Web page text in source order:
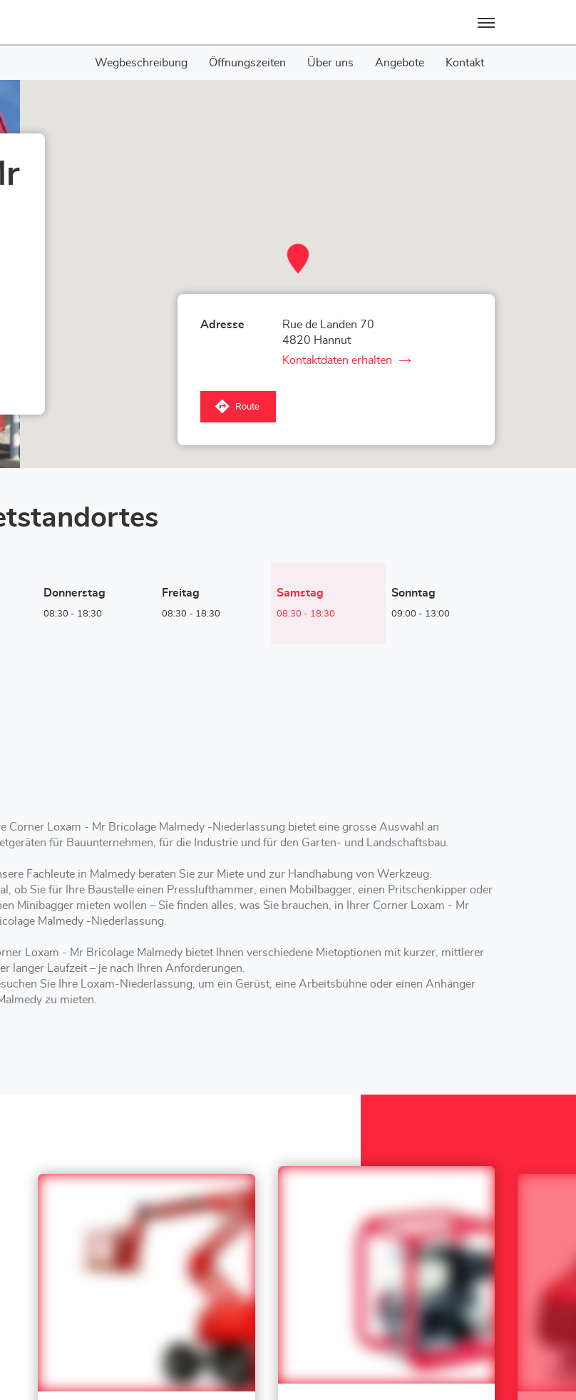
Menü
Wegbeschreibung Öffnungszeiten Über uns Angebote Kontakt
Adresse
Rue de Landen 70
4820 Hannut
Kontaktdaten erhalten
von
Route
zum
Corner
Donnerstag
08:30 - 18:30
Freitag
08:30 - 18:30
Heutige
Öffnungszeiten
Samstag
08:30 - 18:30
Sonntag
09:00 - 13:00
Corner Loxam - Mr Bricolage Malmedy -Niederlassung bietet eine grosse Auswahl an
für Bauunternehmen, für die Industrie und für den Garten- und Landschaftsbau.
Fachleute in Malmedy beraten Sie zur Miete und zur Handhabung von Werkzeug.
ob Sie für Ihre Baustelle einen Presslufthammer, einen Mobilbagger, einen Pritschenkipper oder
Minibagger mieten wollen – Sie finden alles, was Sie brauchen, in Ihrer Corner Loxam - Mr
Malmedy -Niederlassung.
Loxam - Mr Bricolage Malmedy bietet Ihnen verschiedene Mietoptionen mit kurzer, mittlerer
langer Laufzeit – je nach Ihren Anforderungen.
Sie Ihre Loxam-Niederlassung, um ein Gerüst, eine Arbeitsbühne oder einen Anhänger
zu mieten.